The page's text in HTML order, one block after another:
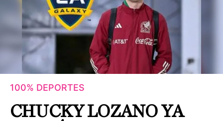
100% DEPORTES
CHUCKY LOZANO YA